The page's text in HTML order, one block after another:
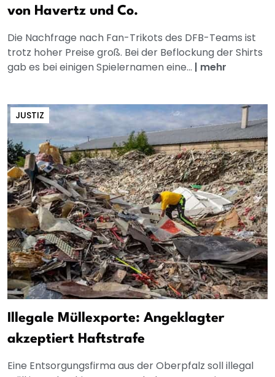
von Havertz und Co.
Die Nachfrage nach Fan-Trikots des DFB-Teams ist
trotz hoher Preise groß. Bei der Beflockung der Shirts
gab es bei einigen Spielernamen eine... | mehr
JUSTIZ
Illegale Müllexporte: Angeklagter
akzeptiert Haftstrafe
Eine Entsorgungsfirma aus der Oberpfalz soll illegal